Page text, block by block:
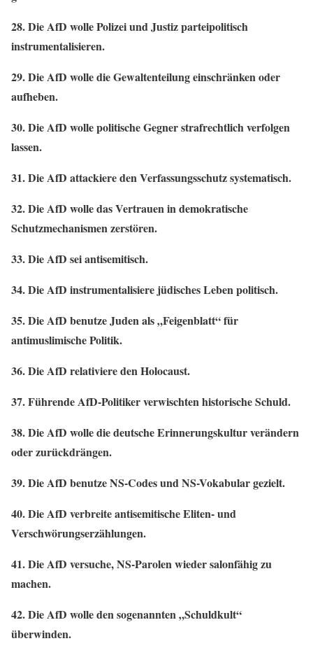
28. Die AfD wolle Polizei und Justiz parteipolitisch
instrumentalisieren.
29. Die AfD wolle die Gewaltenteilung einschränken oder
aufheben.
30. Die AfD wolle politische Gegner strafrechtlich verfolgen
lassen.
31. Die AfD attackiere den Verfassungsschutz systematisch.
32. Die AfD wolle das Vertrauen in demokratische
Schutzmechanismen zerstören.
33. Die AfD sei antisemitisch.
34. Die AfD instrumentalisiere jüdisches Leben politisch.
35. Die AfD benutze Juden als „Feigenblatt“ für
antimuslimische Politik.
36. Die AfD relativiere den Holocaust.
37. Führende AfD-Politiker verwischten historische Schuld.
38. Die AfD wolle die deutsche Erinnerungskultur verändern
oder zurückdrängen.
39. Die AfD benutze NS-Codes und NS-Vokabular gezielt.
40. Die AfD verbreite antisemitische Eliten- und
Verschwörungserzählungen.
41. Die AfD versuche, NS-Parolen wieder salonfähig zu
machen.
42. Die AfD wolle den sogenannten „Schuldkult“
überwinden.